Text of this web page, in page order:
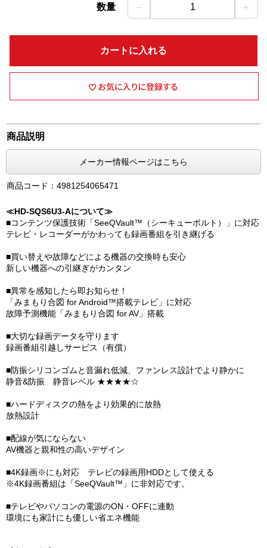
数量 － 1 ＋
カートに入れる
商品説明
メーカー情報ページはこちら
商品コード：4981254065471
≪HD-SQS6U3-Aについて≫
■コンテンツ保護技術「SeeQVault™（シーキューボルト）」に対応
テレビ・レコーダーがかわっても録画番組を引き継げる
■買い替えや故障などによる機器の交換時も安心
新しい機器への引継ぎがカンタン
■異常を感知したら即お知らせ！
「みまもり合図 for Android™搭載テレビ」に対応
故障予測機能「みまもり合図 for AV」搭載
■大切な録画データを守ります
録画番組引越しサービス（有償）
■防振シリコンゴムと音漏れ低減、ファンレス設計でより静かに
静音&防振 静音レベル ★★★★☆
■ハードディスクの熱をより効果的に放熱
放熱設計
■配線が気にならない
AV機器と親和性の高いデザイン
■4K録画※にも対応 テレビの録画用HDDとして使える
※4K録画番組は「SeeQVault™」に非対応です。
■テレビやパソコンの電源のON・OFFに連動
環境にも家計にも優しい省エネ機能